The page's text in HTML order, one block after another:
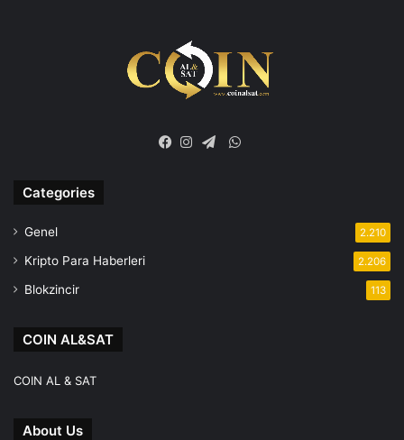
WhatsApp
Categories
Genel 2.210
Kripto Para Haberleri 2.206
Blokzincir 113
COIN AL&SAT
COIN AL & SAT
About Us